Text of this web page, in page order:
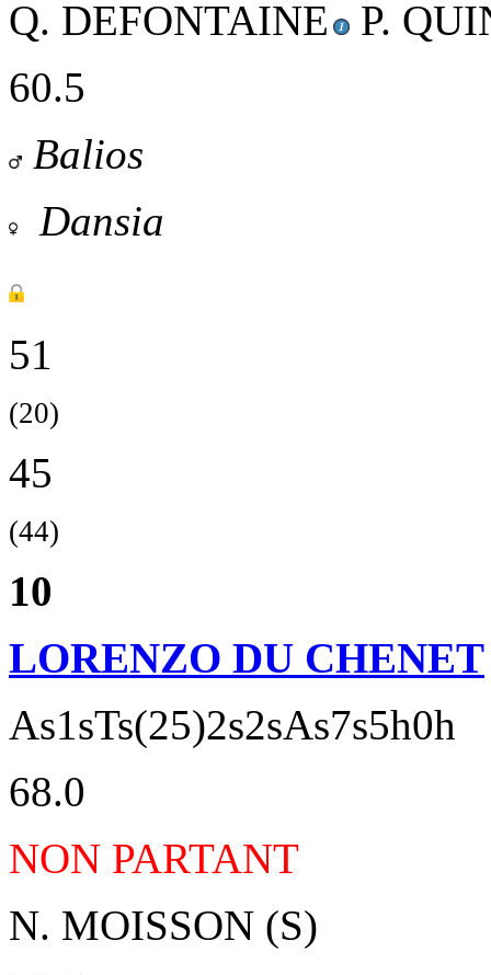
Q. DEFONTAINE
P.
60.5
Balios
Dansia
51
(20)
45
(44)
10
LORENZO DU CHENET
As1sTs(25)2s2sAs7s5h0h
68.0
NON PARTANT
N. MOISSON (S)